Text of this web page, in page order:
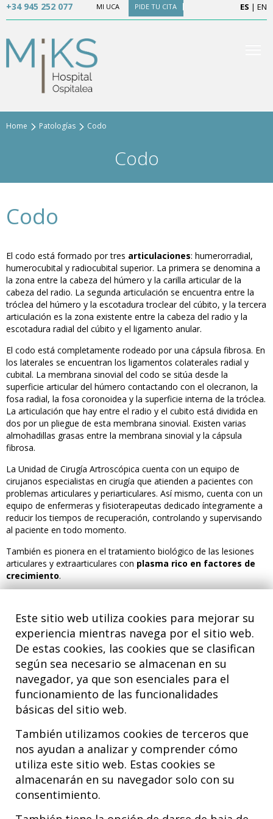
Este sitio web utiliza cookies para mejorar su
experiencia mientras navega por el sitio web.
De estas cookies, las cookies que se clasifican
según sea necesario se almacenan en su
navegador, ya que son esenciales para el
funcionamiento de las funcionalidades
básicas del sitio web.
También utilizamos cookies de terceros que
nos ayudan a analizar y comprender cómo
utiliza este sitio web. Estas cookies se
almacenarán en su navegador solo con su
consentimiento.
+34 945 252 077 MI UCA PIDE TU CITA ES | EN
Home Patologías Codo
Codo
Codo
El codo está formado por tres articulaciones: humerorradial,
humerocubital y radiocubital superior. La primera se denomina a
la zona entre la cabeza del húmero y la carilla articular de la
cabeza del radio. La segunda articulación se encuentra entre la
tróclea del húmero y la escotadura troclear del cúbito, y la tercera
articulación es la zona existente entre la cabeza del radio y la
escotadura radial del cúbito y el ligamento anular.
El codo está completamente rodeado por una cápsula fibrosa. En
los laterales se encuentran los ligamentos colaterales radial y
cubital. La membrana sinovial del codo se sitúa desde la
superficie articular del húmero contactando con el olecranon, la
fosa radial, la fosa coronoidea y la superficie interna de la tróclea.
La articulación que hay entre el radio y el cubito está dividida en
dos por un pliegue de esta membrana sinovial. Existen varias
almohadillas grasas entre la membrana sinovial y la cápsula
fibrosa.
La Unidad de Cirugía Artroscópica cuenta con un equipo de
cirujanos especialistas en cirugía que atienden a pacientes con
problemas articulares y periarticulares. Así mismo, cuenta con un
equipo de enfermeras y fisioterapeutas dedicado íntegramente a
reducir los tiempos de recuperación, controlando y supervisando
al paciente en todo momento.
También es pionera en el tratamiento biológico de las lesiones
articulares y extraarticulares con plasma rico en factores de
crecimiento.
PATOLOGÍAS MÁS COMUNES
Epicondilitis
Bursitis
Hospital MiKS Ospitalea
C/ Duque de Wellington, 33